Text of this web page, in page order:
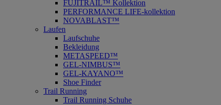
FUJITRAIL™ Kollektion
PERFORMANCE LIFE-kollektion
NOVABLAST™
Laufen
Laufschuhe
Bekleidung
METASPEED™
GEL-NIMBUS™
GEL-KAYANO™
Shoe Finder
Trail Running
Trail Running Schuhe